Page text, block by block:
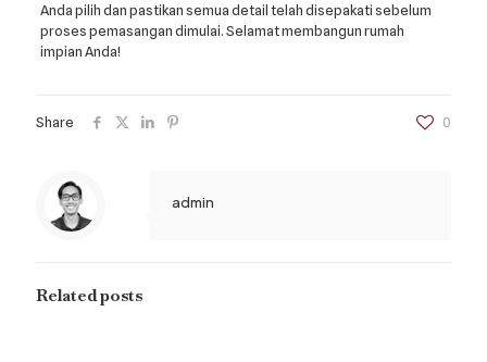
Anda pilih dan pastikan semua detail telah disepakati sebelum
proses pemasangan dimulai. Selamat membangun rumah
impian Anda!
Share 0
admin
Related posts